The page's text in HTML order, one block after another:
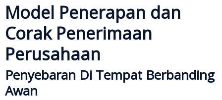
Model Penerapan dan
Corak Penerimaan
Perusahaan
Penyebaran Di Tempat Berbanding
Awan